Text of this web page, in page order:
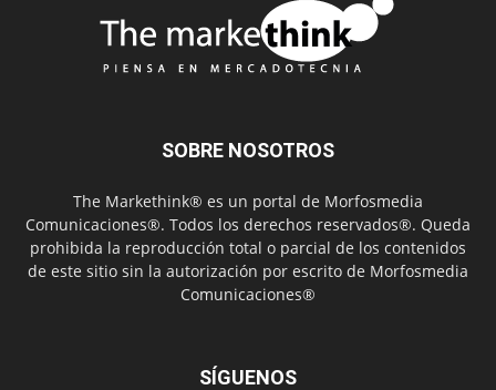
SOBRE NOSOTROS
The Markethink® es un portal de Morfosmedia
Comunicaciones®. Todos los derechos reservados®. Queda
prohibida la reproducción total o parcial de los contenidos
de este sitio sin la autorización por escrito de Morfosmedia
Comunicaciones®
SÍGUENOS